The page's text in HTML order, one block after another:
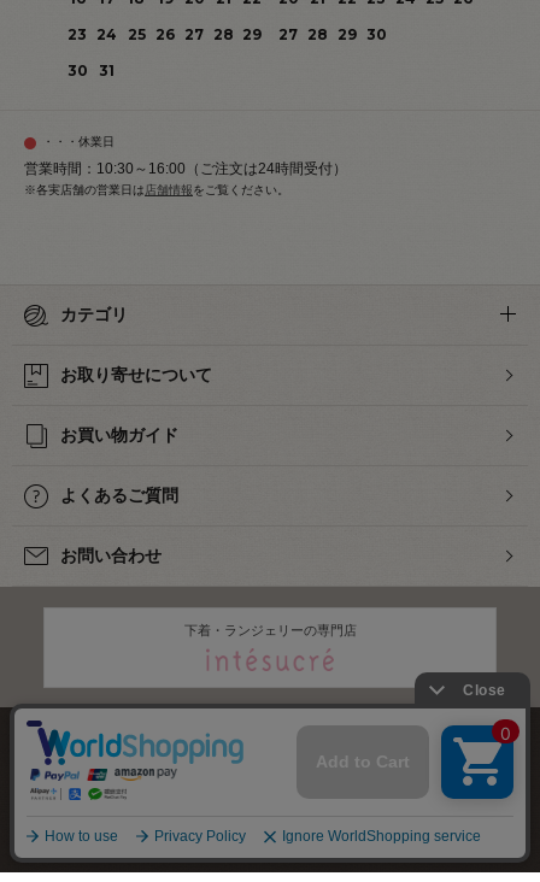
23
24 25 26 27 28 29
30
31
27 28 29 30
・・・休業日
営業時間：10:30～16:00（ご注文は24時間受付）
※各実店舗の営業日は店舗情報をご覧ください。
カテゴリ
お取り寄せについて
お買い物ガイド
よくあるご質問
お問い合わせ
下着・ランジェリーの専門店
株式会社オカダヤ
特定商取引法に基づく表記 プライバシーポリシー サイトマップ
2012-2026OKADAYA CO.,LTD.